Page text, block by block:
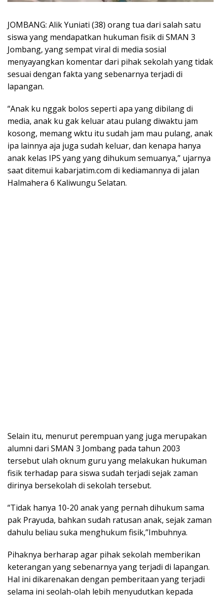
JOMBANG: Alik Yuniati (38) orang tua dari salah satu
siswa yang mendapatkan hukuman fisik di SMAN 3
Jombang, yang sempat viral di media sosial
menyayangkan komentar dari pihak sekolah yang tidak
sesuai dengan fakta yang sebenarnya terjadi di
lapangan.
“Anak ku nggak bolos seperti apa yang dibilang di
media, anak ku gak keluar atau pulang diwaktu jam
kosong, memang wktu itu sudah jam mau pulang, anak
ipa lainnya aja juga sudah keluar, dan kenapa hanya
anak kelas IPS yang yang dihukum semuanya,” ujarnya
saat ditemui kabarjatim.com di kediamannya di jalan
Halmahera 6 Kaliwungu Selatan.
Selain itu, menurut perempuan yang juga merupakan
alumni dari SMAN 3 Jombang pada tahun 2003
tersebut ulah oknum guru yang melakukan hukuman
fisik terhadap para siswa sudah terjadi sejak zaman
dirinya bersekolah di sekolah tersebut.
“Tidak hanya 10-20 anak yang pernah dihukum sama
pak Prayuda, bahkan sudah ratusan anak, sejak zaman
dahulu beliau suka menghukum fisik,”Imbuhnya.
Pihaknya berharap agar pihak sekolah memberikan
keterangan yang sebenarnya yang terjadi di lapangan.
Hal ini dikarenakan dengan pemberitaan yang terjadi
selama ini seolah-olah lebih menyudutkan kepada